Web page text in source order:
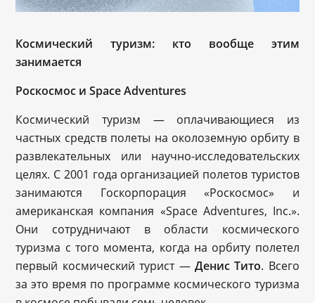
Космический туризм: кто вообще этим
занимается
Роскосмос и Space Adventures
Космический туризм — оплачивающиеся из
частных средств полеты на околоземную орбиту в
развлекательных или научно-исследовательских
целях. С 2001 года организацией полетов туристов
занимаются Госкорпорация «Роскосмос» и
американская компания «Space Adventures, Inc.».
Они сотрудничают в области космического
туризма с того момента, когда на орбиту полетел
первый космический турист — Денис Тито. Всего
за это время по программе космического туризма